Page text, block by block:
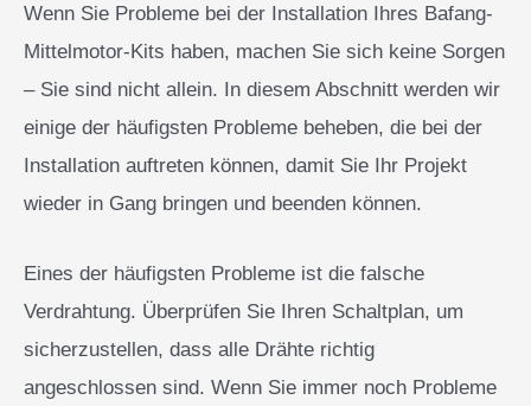
Wenn Sie Probleme bei der Installation Ihres Bafang-
Mittelmotor-Kits haben, machen Sie sich keine Sorgen
– Sie sind nicht allein. In diesem Abschnitt werden wir
einige der häufigsten Probleme beheben, die bei der
Installation auftreten können, damit Sie Ihr Projekt
wieder in Gang bringen und beenden können.
Eines der häufigsten Probleme ist die falsche
Verdrahtung. Überprüfen Sie Ihren Schaltplan, um
sicherzustellen, dass alle Drähte richtig
angeschlossen sind. Wenn Sie immer noch Probleme